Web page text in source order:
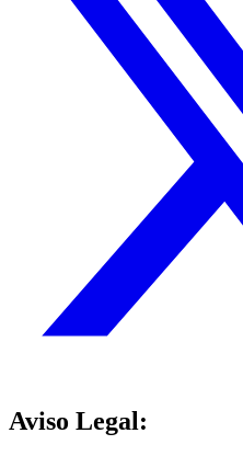
Aviso Legal: